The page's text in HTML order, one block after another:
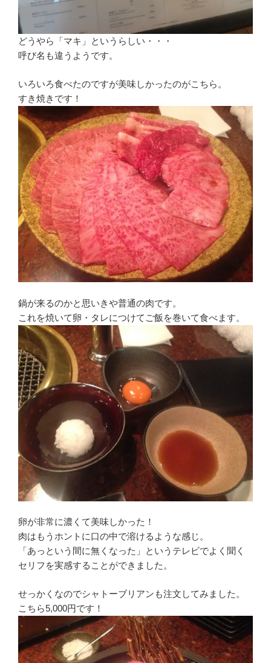
どうやら「マキ」というらしい・・・
呼び名も違うようです。
いろいろ食べたのですが美味しかったのがこちら。
すき焼きです！
鍋が来るのかと思いきや普通の肉です。
これを焼いて卵・タレにつけてご飯を巻いて食べます。
卵が非常に濃くて美味しかった！
肉はもうホントに口の中で溶けるような感じ。
「あっという間に無くなった」というテレビでよく聞く
セリフを実感することができました。
せっかくなのでシャトーブリアンも注文してみました。
こちら5,000円です！